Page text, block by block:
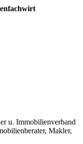
u. Immobilienverband
Makler,